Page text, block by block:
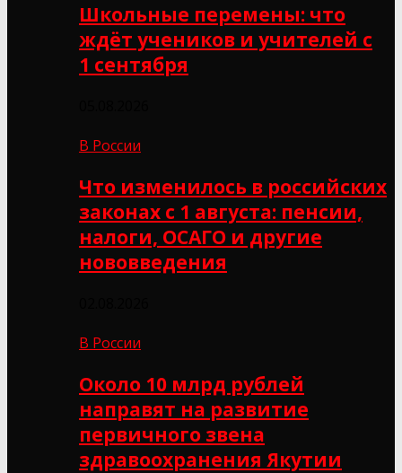
Школьные перемены: что
ждёт учеников и учителей с
1 сентября
В России
Что изменилось в российских
законах с 1 августа: пенсии,
налоги, ОСАГО и другие
нововведения
В России
Около 10 млрд рублей
направят на развитие
первичного звена
здравоохранения Якутии